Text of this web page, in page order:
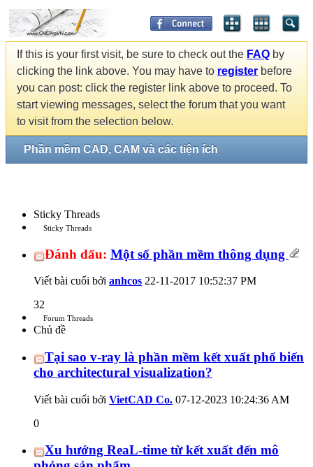
If this is your first visit, be sure to check out the FAQ by
clicking the link above. You may have to register before
you can post: click the register link above to proceed. To
start viewing messages, select the forum that you want
to visit from the selection below.
Phần mềm CAD, CAM và các tiện ích
Sticky Threads
Sticky Threads
Đánh dấu: Một số phần mềm thông dụng
Viết bài cuối bởi anhcos 22-11-2017 10:52:37 PM
32
Forum Threads
Chủ đề
Tại sao v-ray là phần mềm kết xuất phổ biến
cho architectural visualization?
Viết bài cuối bởi VietCAD Co. 07-12-2023 10:24:36 AM
0
Xu hướng ReaL-time từ kết xuất đến mô